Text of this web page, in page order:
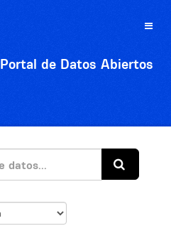
Toggle
Portal de Datos Abiertos